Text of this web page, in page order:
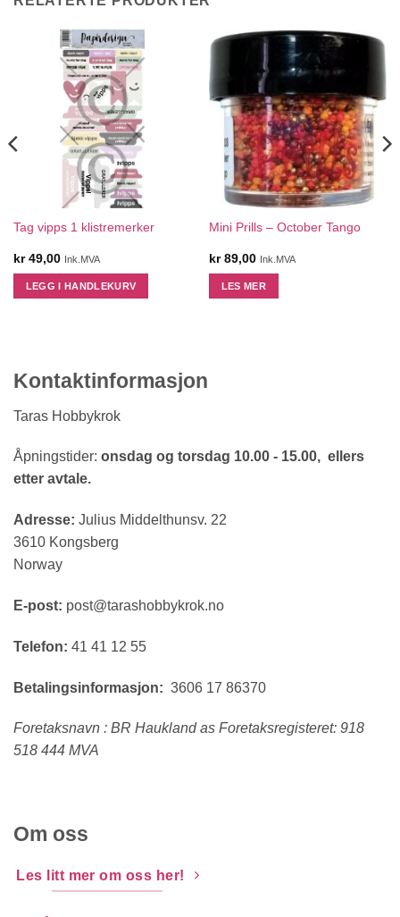
Tag vipps 1 klistremerker
kr49,00 Ink.MVA
LEGG I HANDLEKURV
Mini Prills – October Tango
kr89,00 Ink.MVA
LES MER
Kontaktinformasjon
Taras Hobbykrok
Åpningstider: onsdag og torsdag 10.00 - 15.00, ellers
etter avtale.
Adresse: Julius Middelthunsv. 22
3610 Kongsberg
Norway
E-post: post@tarashobbykrok.no
Telefon: 41 41 12 55
Betalingsinformasjon: 3606 17 86370
Foretaksnavn : BR Haukland as Foretaksregisteret: 918
518 444 MVA
Om oss
Les litt mer om oss her!